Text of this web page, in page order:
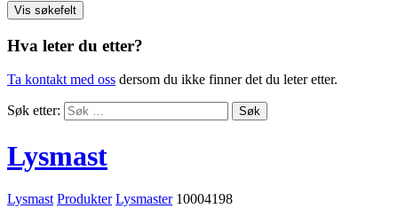
Vis søkefelt
Hva leter du etter?
Ta kontakt med oss dersom du ikke finner det du leter etter.
Søk etter:
Lysmast
Lysmast Produkter Lysmaster 10004198